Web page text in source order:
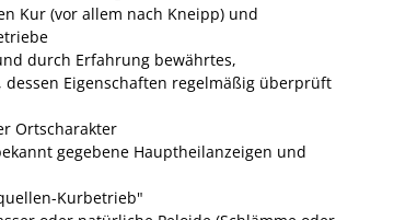
Kur (vor allem nach Kneipp) und
durch Erfahrung bewährtes,
dessen Eigenschaften regelmäßig überprüft
Ortscharakter
gegebene Hauptheilanzeigen und
Kurbetrieb"